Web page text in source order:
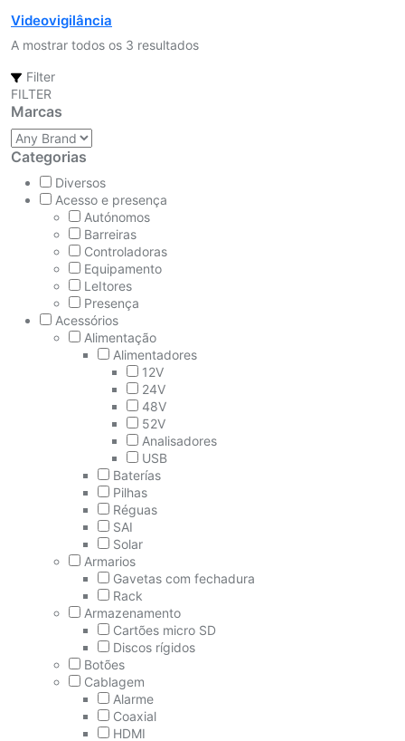
Videovigilância
A mostrar todos os 3 resultados
Filter
FILTER
Marcas
Categorias
Diversos
Acesso e presença
Autónomos
Barreiras
Controladoras
Equipamento
LeItores
Presença
Acessórios
Alimentação
Alimentadores
12V
24V
48V
52V
Analisadores
USB
Baterías
Pilhas
Réguas
SAI
Solar
Armarios
Gavetas com fechadura
Rack
Armazenamento
Cartões micro SD
Discos rígidos
Botões
Cablagem
Alarme
Coaxial
HDMI